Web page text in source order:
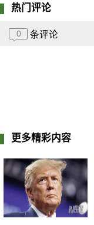
热门评论
0 条评论
更多精彩内容